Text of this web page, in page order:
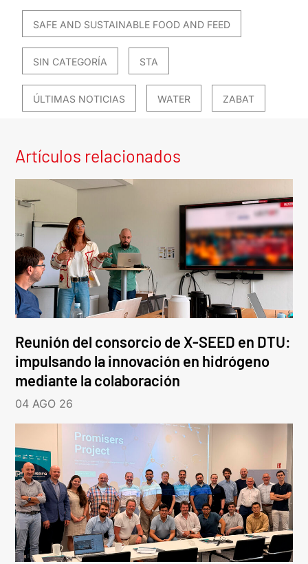
SAFE AND SUSTAINABLE FOOD AND FEED
SIN CATEGORÍA STA
ÚLTIMAS NOTICIAS WATER ZABAT
Artículos relacionados
Reunión del consorcio de X-SEED en DTU:
impulsando la innovación en hidrógeno
mediante la colaboración
04 AGO 26